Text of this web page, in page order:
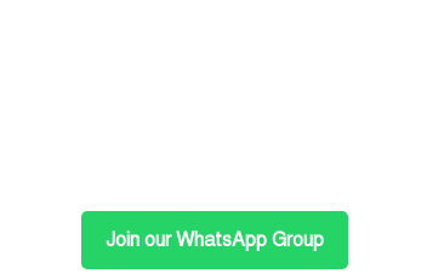
Join our WhatsApp Group